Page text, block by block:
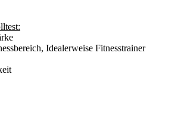
Idealerweise Fitnesstrainer